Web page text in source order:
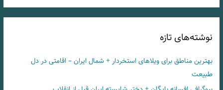
نوشته‌های تازه
بهترین مناطق برای ویلاهای استخردار + شمال ایران – اقامتی در دل
طبیعت